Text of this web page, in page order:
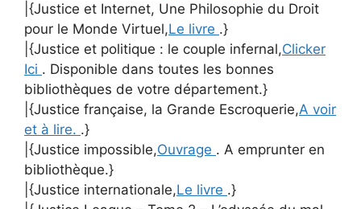
|{Justice et Internet, Une Philosophie du Droit
pour le Monde Virtuel,Le livre .}
|{Justice et politique : le couple infernal,Clicker
Ici . Disponible dans toutes les bonnes
bibliothèques de votre département.}
|{Justice française, la Grande Escroquerie,A voir
et à lire. .}
|{Justice impossible,Ouvrage . A emprunter en
bibliothèque.}
|{Justice internationale,Le livre .}